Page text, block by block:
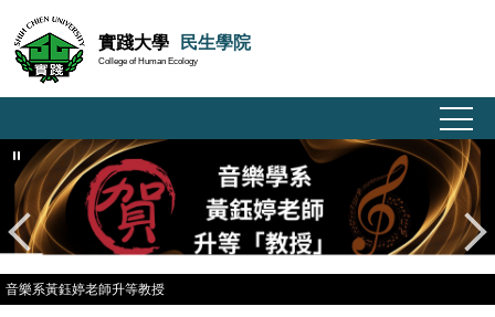
到
主
要
容
區
實踐大學 民生學院
College of Human Ecology
音樂系黃鈺婷老師升等教授